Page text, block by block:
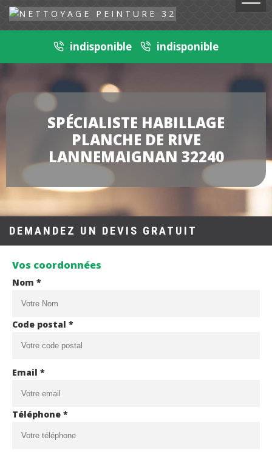
indisponible indisponible
SPÉCIALISTE HABILLAGE
PLANCHE DE RIVE
LANNEMAIGNAN 32240
DEMANDEZ UN DEVIS GRATUIT
Vos coordonnées
Nom *
Code postal *
Email *
Téléphone *